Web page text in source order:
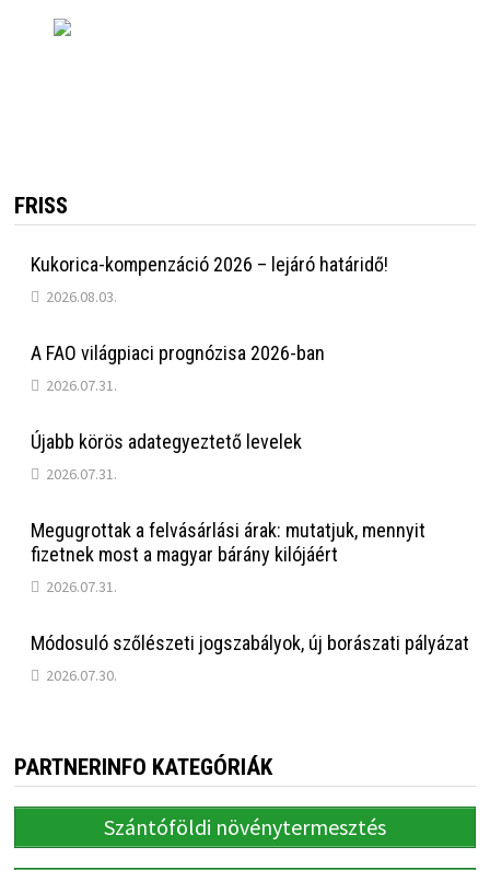
FRISS
Kukorica-kompenzáció 2026 – lejáró határidő!
2026.08.03.
A FAO világpiaci prognózisa 2026-ban
2026.07.31.
Újabb körös adategyeztető levelek
2026.07.31.
Megugrottak a felvásárlási árak: mutatjuk, mennyit
fizetnek most a magyar bárány kilójáért
2026.07.31.
Módosuló szőlészeti jogszabályok, új borászati pályázat
2026.07.30.
PARTNERINFO KATEGÓRIÁK
Szántóföldi növénytermesztés